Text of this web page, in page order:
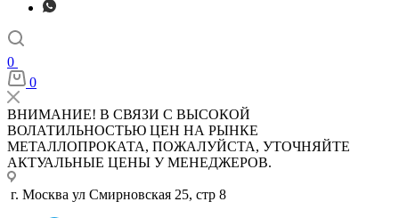
0
0
ВНИМАНИЕ! В СВЯЗИ С ВЫСОКОЙ
ВОЛАТИЛЬНОСТЬЮ ЦЕН НА РЫНКЕ
МЕТАЛЛОПРОКАТА, ПОЖАЛУЙСТА, УТОЧНЯЙТЕ
АКТУАЛЬНЫЕ ЦЕНЫ У МЕНЕДЖЕРОВ.
г. Москва ул Смирновская 25, стр 8